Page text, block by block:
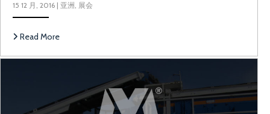
15 12 月, 2016 | 亚洲 , 展会
Read More